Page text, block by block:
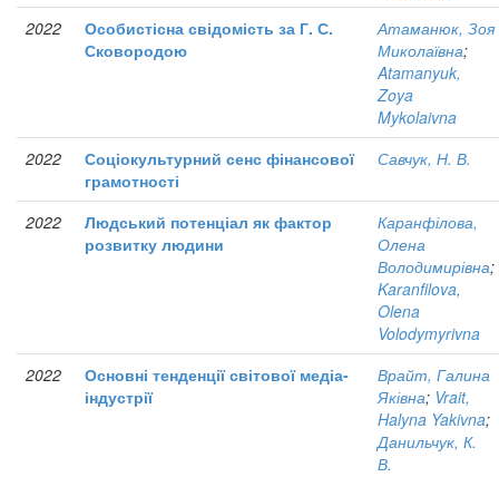
2022
Особистісна свідомість за Г. С.
Сковородою
Атаманюк, Зоя
Миколаївна;
Atamanyuk,
Zoya
Mykolaivna
2022
Соціокультурний сенс фінансової
грамотності
Савчук, Н. В.
2022
Людський потенціал як фактор
розвитку людини
Каранфілова,
Олена
Володимирівна;
Karanfilova,
Olena
Volodymyrivna
2022
Основні тенденції світової медіа-
індустрії
Врайт, Галина
Яківна; Vrait,
Halyna Yakivna;
Данильчук, К.
В.